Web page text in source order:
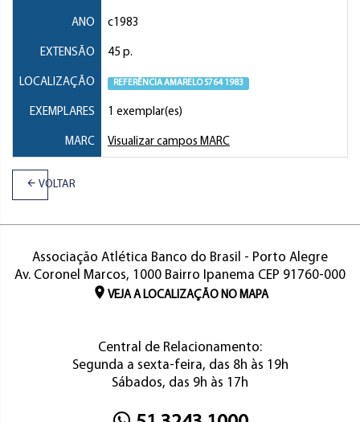
ANO c1983
EXTENSÃO 45 p.
LOCALIZAÇÃO REFERÊNCIA AMARELO S764 1983
EXEMPLARES 1 exemplar(es)
MARC Visualizar campos MARC
VOLTAR
Associação Atlética Banco do Brasil - Porto Alegre
Av. Coronel Marcos, 1000 Bairro Ipanema CEP 91760-000
VEJA A LOCALIZAÇÃO NO MAPA
Central de Relacionamento:
Segunda a sexta-feira, das 8h às 19h
Sábados, das 9h às 17h